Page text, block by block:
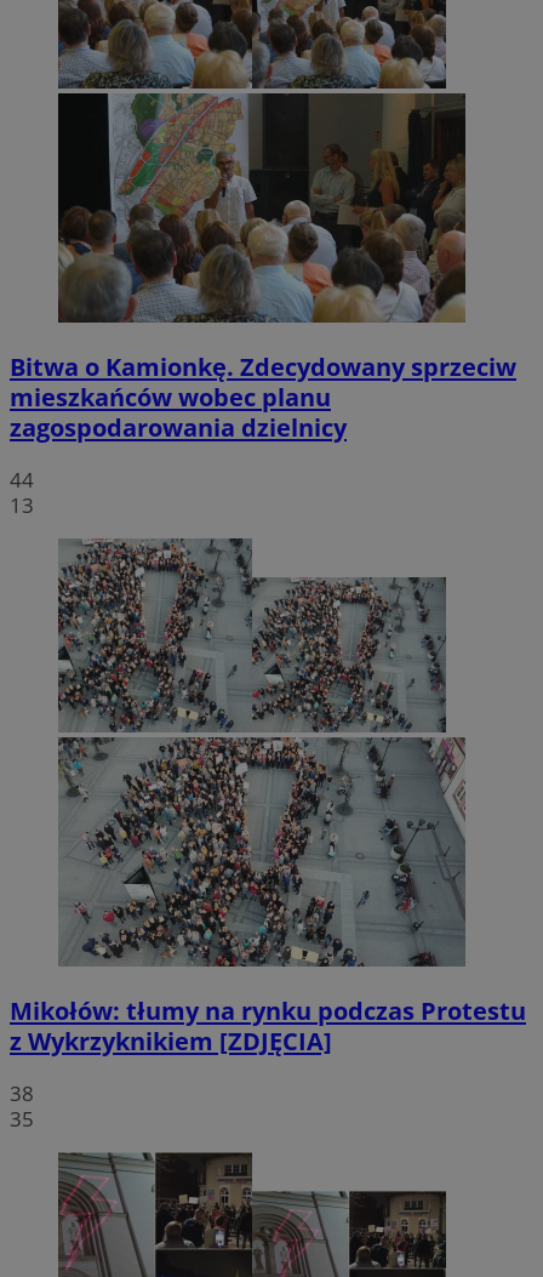
Bitwa o Kamionkę. Zdecydowany sprzeciw
mieszkańców wobec planu
zagospodarowania dzielnicy
44
13
Mikołów: tłumy na rynku podczas Protestu
z Wykrzyknikiem [ZDJĘCIA]
38
35